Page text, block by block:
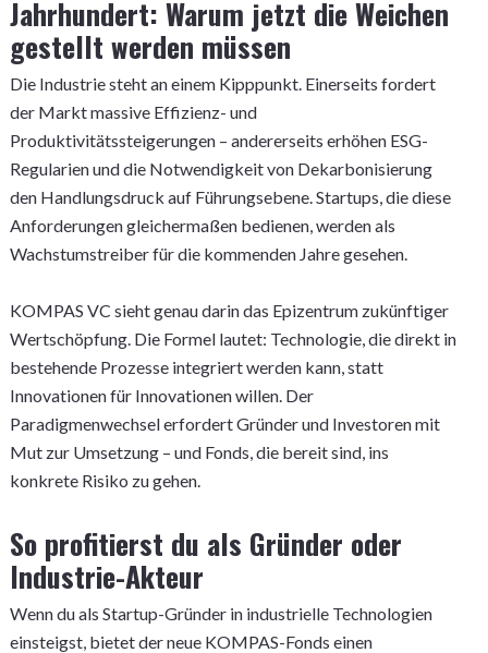
Jahrhundert: Warum jetzt die Weichen
gestellt werden müssen
Die Industrie steht an einem Kipppunkt. Einerseits fordert
der Markt massive Effizienz- und
Produktivitätssteigerungen – andererseits erhöhen ESG-
Regularien und die Notwendigkeit von Dekarbonisierung
den Handlungsdruck auf Führungsebene. Startups, die diese
Anforderungen gleichermaßen bedienen, werden als
Wachstumstreiber für die kommenden Jahre gesehen.
KOMPAS VC sieht genau darin das Epizentrum zukünftiger
Wertschöpfung. Die Formel lautet: Technologie, die direkt in
bestehende Prozesse integriert werden kann, statt
Innovationen für Innovationen willen. Der
Paradigmenwechsel erfordert Gründer und Investoren mit
Mut zur Umsetzung – und Fonds, die bereit sind, ins
konkrete Risiko zu gehen.
So profitierst du als Gründer oder
Industrie-Akteur
Wenn du als Startup-Gründer in industrielle Technologien
einsteigst, bietet der neue KOMPAS-Fonds einen